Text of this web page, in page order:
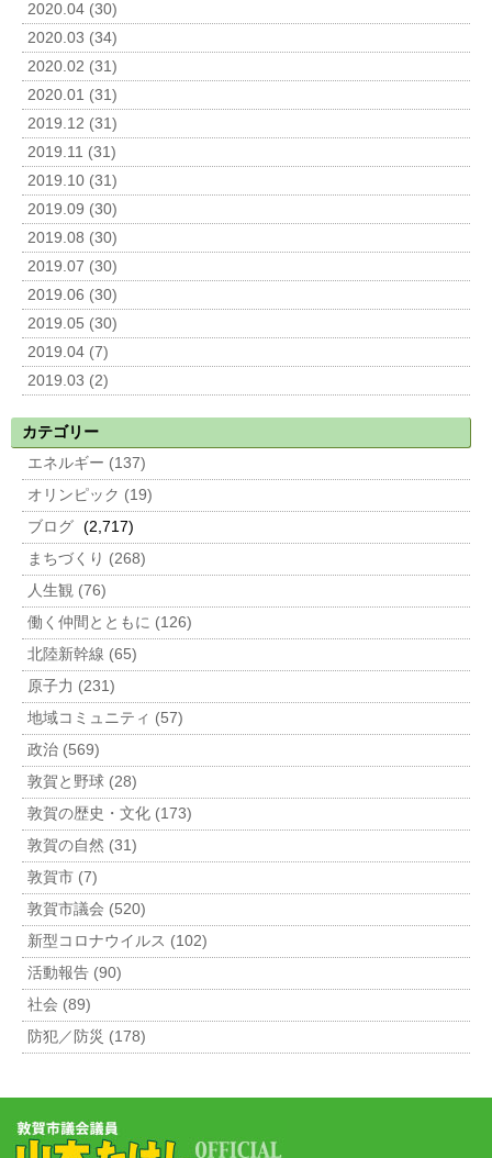
2020.04 (30)
2020.03 (34)
2020.02 (31)
2020.01 (31)
2019.12 (31)
2019.11 (31)
2019.10 (31)
2019.09 (30)
2019.08 (30)
2019.07 (30)
2019.06 (30)
2019.05 (30)
2019.04 (7)
2019.03 (2)
カテゴリー
エネルギー (137)
オリンピック (19)
ブログ (2,717)
まちづくり (268)
人生観 (76)
働く仲間とともに (126)
北陸新幹線 (65)
原子力 (231)
地域コミュニティ (57)
政治 (569)
敦賀と野球 (28)
敦賀の歴史・文化 (173)
敦賀の自然 (31)
敦賀市 (7)
敦賀市議会 (520)
新型コロナウイルス (102)
活動報告 (90)
社会 (89)
防犯／防災 (178)